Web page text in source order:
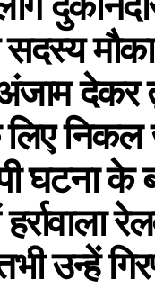
देकर
लिए
घटना के
उन्हें